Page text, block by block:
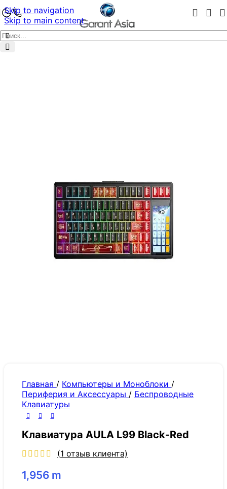
Skip to navigation
Skip to main content
Главная / Компьютеры и Моноблоки /
Периферия и Аксессуары / Беспроводные
Клавиатуры
Клавиатура AULA L99 Black-Red
(1 отзыв клиента)
1,956 m